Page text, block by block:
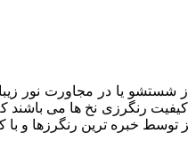
شستشو یا در مجاورت نور
کیفیت رنگرزی نخ ها می